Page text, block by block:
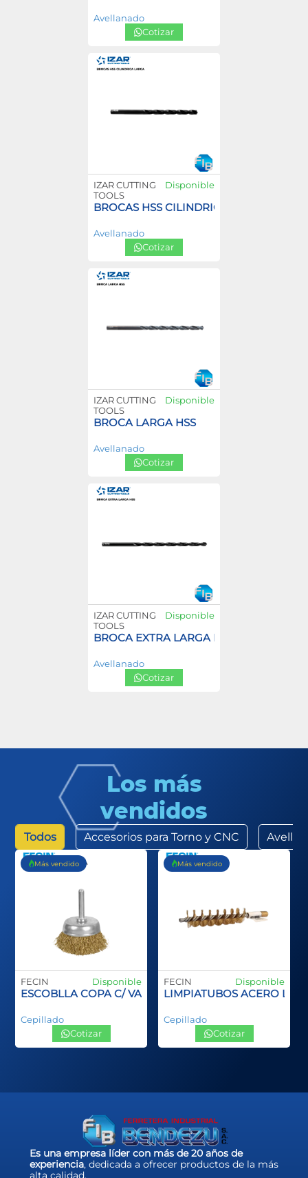
Avellanado
Cotizar
IZAR CUTTING
TOOLS
Disponible
BROCAS HSS CILINDRICA LARGA
Avellanado
Cotizar
IZAR CUTTING
TOOLS
Disponible
BROCA LARGA HSS
Avellanado
Cotizar
IZAR CUTTING
TOOLS
Disponible
BROCA EXTRA LARGA HSS
Avellanado
Cotizar
Los más
vendidos
Todos Accesorios para Torno y CNC
PLASTCO SPID INOX
Más vendido
FECIN Disponible
ESCOBLLA COPA C/ VASTAGO
Cepillado
Cotizar
Más vendido
FECIN Disponible
LIMPIATUBOS ACERO
Cepillado
Cotizar
Es una empresa líder con más de 20 años de
experiencia, dedicada a ofrecer productos de la más
alta calidad.